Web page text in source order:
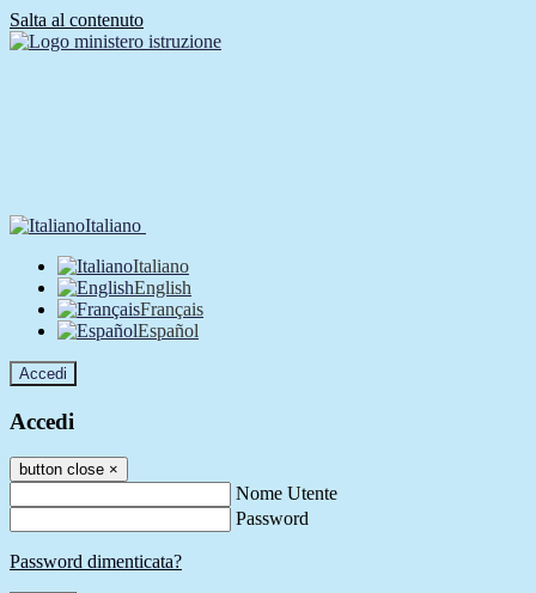
Salta al contenuto
Italiano
Italiano
English
Français
Español
Accedi
Accedi
button close ×
Nome Utente
Password
Password dimenticata?